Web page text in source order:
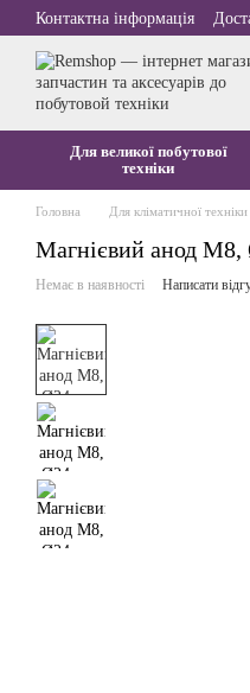
Перейти до основного контенту
Контактна інформація
Для великої побутової
техніки
Головна Для кліматичної техніки
Магнієвий анод
Немає в наявності Написати